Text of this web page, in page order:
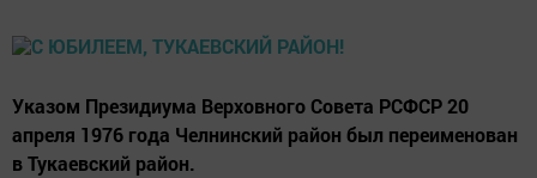
Указом Президиума Верховного Совета РСФСР 20
апреля 1976 года Челнинский район был переименован
в Тукаевский район.